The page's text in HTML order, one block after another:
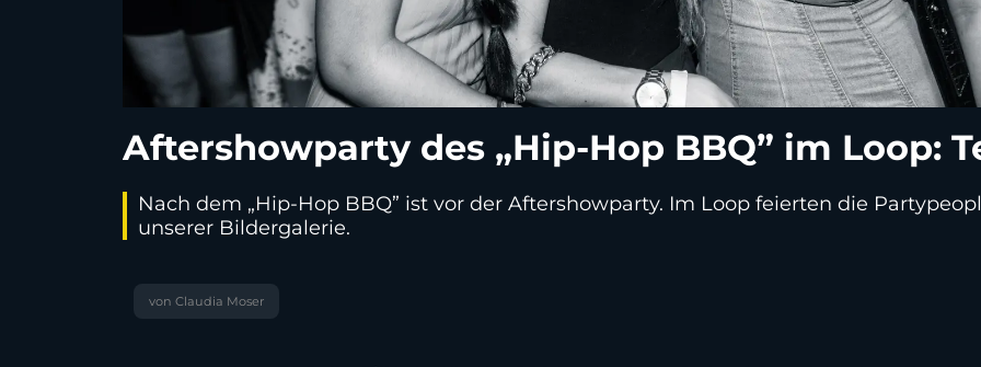
Aftershowparty des „Hip-Hop BBQ” im Loop:
Nach dem „Hip-Hop BBQ” ist vor der Aftershowparty. Im Loop feierten die
unserer Bildergalerie.
von Claudia Moser